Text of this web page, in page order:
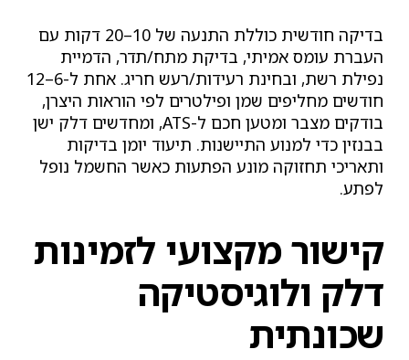
בדיקה חודשית כוללת התנעה של 10–20 דקות עם
העברת עומס אמיתי, בדיקת מתח/תדר, הדמיית
נפילת רשת, ובחינת רעידות/רעש חריג. אחת ל-6–12
חודשים מחליפים שמן ופילטרים לפי הוראות היצרן,
בודקים מצבר ומטען חכם ל-ATS, ומחדשים דלק ישן
בבנזין כדי למנוע התיישנות. תיעוד יומן בדיקות
ותאריכי תחזוקה מונע הפתעות כאשר החשמל נופל
לפתע.
קישור מקצועי לזמינות
דלק ולוגיסטיקה
שכונתית